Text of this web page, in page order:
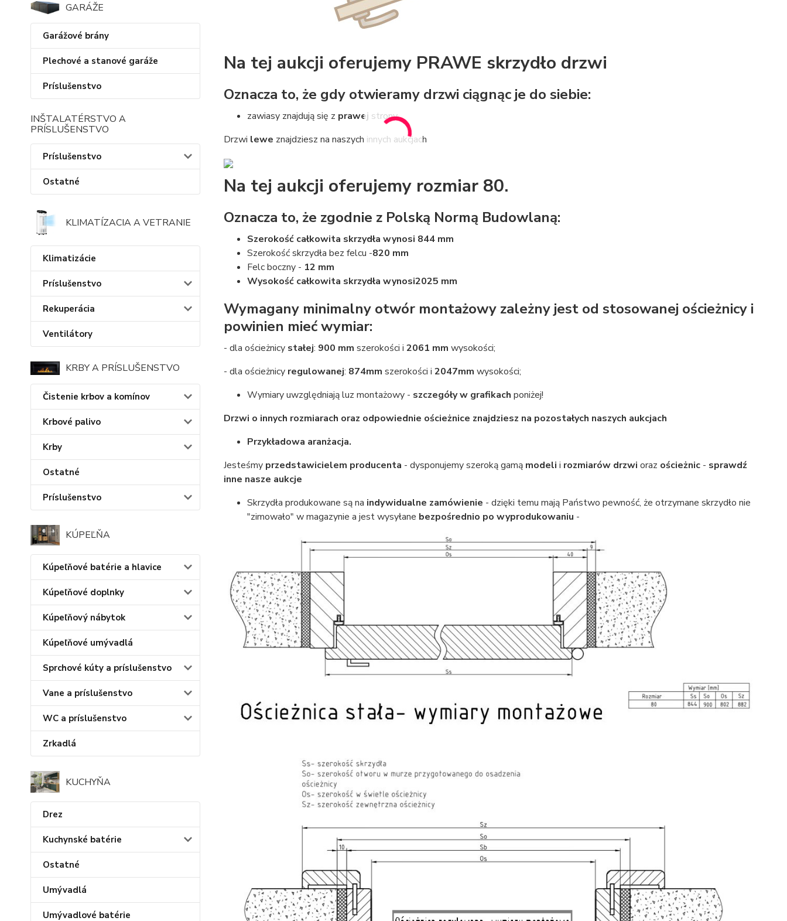
GARÁŽE
Garážové brány
Plechové a stanové garáže
Príslušenstvo
INŠTALATÉRSTVO A
PRÍSLUŠENSTVO
Príslušenstvo
Ostatné
KLIMATÍZACIA A VETRANIE
Klimatizácie
Príslušenstvo
Rekuperácia
Ventilátory
KRBY A PRÍSLUŠENSTVO
Čistenie krbov a komínov
Krbové palivo
Krby
Ostatné
Príslušenstvo
KÚPEĽŇA
Kúpeľňové batérie a hlavice
Kúpeľňové doplnky
Kúpeľňový nábytok
Kúpeľňové umývadlá
Sprchové kúty a príslušenstvo
Vane a príslušenstvo
WC a príslušenstvo
Zrkadlá
KUCHYŇA
Drez
Kuchynské batérie
Ostatné
Umývadlá
Umývadlové batérie
Na tej aukcji oferujemy PRAWE skrzydło drzwi
Oznacza to, że gdy otwieramy drzwi ciągnąc je do siebie:
zawiasy znajdują się z prawej strony.
Drzwi lewe znajdziesz na naszych innych aukcjach
Na tej aukcji oferujemy rozmiar 80.
Oznacza to, że zgodnie z Polską Normą Budowlaną:
Szerokość całkowita skrzydła wynosi 844 mm
Szerokość skrzydła bez felcu -820 mm
Felc boczny - 12 mm
Wysokość całkowita skrzydła wynosi2025 mm
Wymagany minimalny otwór montażowy zależny jest od stosowanej ościeżnicy i
powinien mieć wymiar:
- dla ościeżnicy stałej: 900 mm szerokości i 2061 mm wysokości;
- dla ościeżnicy regulowanej: 874mm szerokości i 2047mm wysokości;
Wymiary uwzględniają luz montażowy - szczegóły w grafikach poniżej!
Drzwi o innych rozmiarach oraz odpowiednie ościeżnice znajdziesz na pozostałych naszych aukcjach
Przykładowa aranżacja.
Jesteśmy przedstawicielem producenta - dysponujemy szeroką gamą modeli i rozmiarów drzwi oraz ościeżnic- sprawdź
inne nasze aukcje
Skrzydła produkowane są na indywidualne zamówienie - dzięki temu mają Państwo pewność, że otrzymane skrzydło nie
"zimowało" w magazynie a jest wysyłane bezpośrednio po wyprodukowaniu -